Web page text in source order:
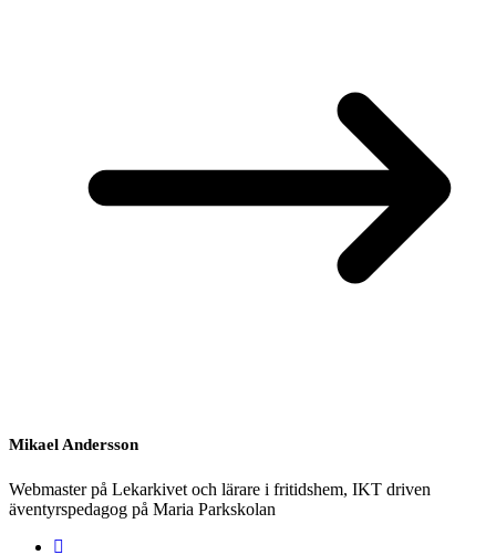
Mikael Andersson
Webmaster på Lekarkivet och lärare i fritidshem, IKT driven
äventyrspedagog på Maria Parkskolan